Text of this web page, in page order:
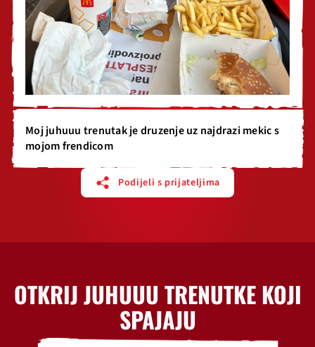
Moj juhuuu trenutak je druzenje uz najdrazi mekic s
mojom frendicom
Podijeli s prijateljima
OTKRIJ JUHUUU TRENUTKE KOJI
SPAJAJU